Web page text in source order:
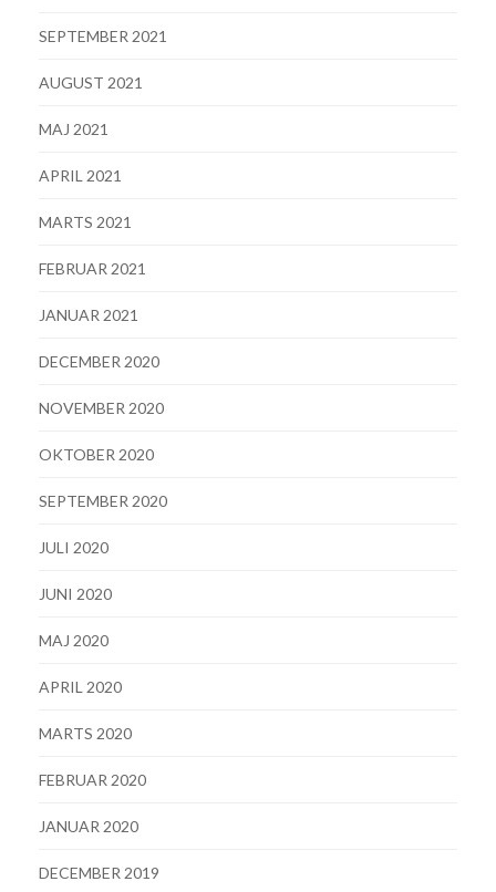
SEPTEMBER 2021
AUGUST 2021
MAJ 2021
APRIL 2021
MARTS 2021
FEBRUAR 2021
JANUAR 2021
DECEMBER 2020
NOVEMBER 2020
OKTOBER 2020
SEPTEMBER 2020
JULI 2020
JUNI 2020
MAJ 2020
APRIL 2020
MARTS 2020
FEBRUAR 2020
JANUAR 2020
DECEMBER 2019